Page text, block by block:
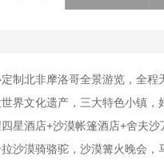
制北非摩洛哥全景游览，全程
界文化遗产，三大特色小镇，
星酒店+沙漠帐篷酒店+舍夫
沙漠骑骆驼，沙漠篝火晚会，